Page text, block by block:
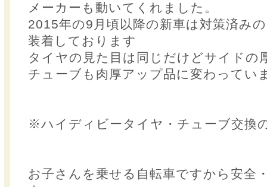
メーカーも動いてくれました。
2015年の9月頃以降の新車は対策済み
装着しております
タイヤの見た目は同じだけどサイドの
チューブも肉厚アップ品に変わってい
※ハイディビータイヤ・チューブ交換
お子さんを乗せる自転車ですから安全